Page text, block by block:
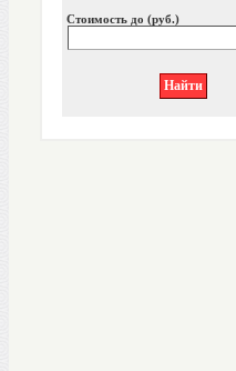
Стоимость до (руб.)